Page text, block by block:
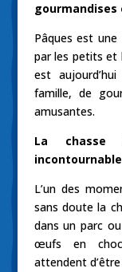
gourmandises
Pâques est
par les petits et
est
famille, de
amusantes.
La
incontournable
L’un des
sans doute la
dans un parc
œufs en
attendent